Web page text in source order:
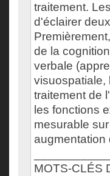
traitement.
d'éclairer
de la
verbale
visuospatiale,
traitement de
les fonctions
mesurable
augmentation
MOTS-CLÉS